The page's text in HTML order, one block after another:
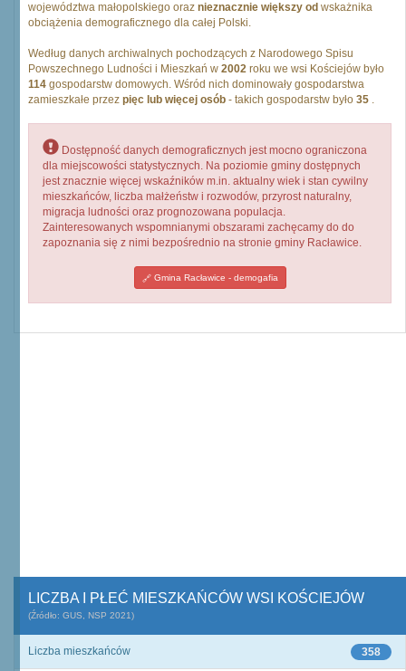
województwa małopolskiego oraz nieznacznie większy od wskażnika
obciążenia demograficznego dla całej Polski.
Według danych archiwalnych pochodzących z Narodowego Spisu
Powszechnego Ludności i Mieszkań w 2002 roku we wsi Kościejów było
114 gospodarstw domowych. Wśród nich dominowały gospodarstwa
zamieszkałe przez pięc lub więcej osób - takich gospodarstw było 35 .
Dostępność danych demograficznych jest mocno ograniczona
dla miejscowości statystycznych. Na poziomie gminy dostępnych
jest znacznie więcej wskaźników m.in. aktualny wiek i stan cywilny
mieszkańców, liczba małżeństw i rozwodów, przyrost naturalny,
migracja ludności oraz prognozowana populacja.
Zainteresowanych wspomnianymi obszarami zachęcamy do do
zapoznania się z nimi bezpośrednio na stronie gminy Racławice.
Gmina Racławice - demogafia
LICZBA I PŁEĆ MIESZKAŃCÓW WSI KOŚCIEJÓW
(Źródło: GUS, NSP 2021)
358
Liczba mieszkańców